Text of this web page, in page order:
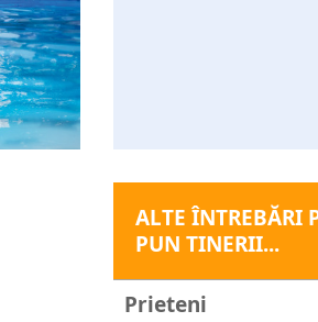
ALTE ÎNTREBĂRI
PUN TINERII...
Prieteni